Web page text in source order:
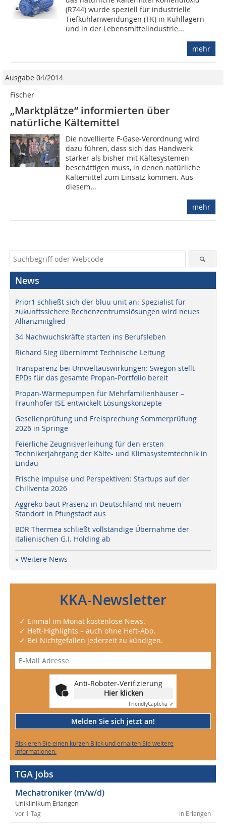
(R744) wurde speziell für industrielle
Tiefkühlanwendungen (TK) in Kühllagern
und in der Lebensmittelindustrie...
mehr
Ausgabe 04/2014
Fischer
„Marktplätze“ informierten über
natürliche Kältemittel
Die novellierte F-Gase-Verordnung wird
dazu führen, dass sich das Handwerk
stärker als bisher mit Kältesystemen
beschäftigen muss, in denen natürliche
Kältemittel zum Einsatz kommen. Aus
diesem...
mehr
News
Prior1 schließt sich der bluu unit an: Spezialist für
zukunftssichere Rechenzentrumslösungen wird neues
Allianzmitglied
34 Nachwuchskräfte starten ins Berufsleben
Richard Sieg übernimmt Technische Leitung
Transparenz bei Umweltauswirkungen: Swegon stellt
EPDs für das gesamte Propan-Portfolio bereit
Propan-Wärmepumpen für Mehrfamilienhäuser –
Fraunhofer ISE entwickelt Lösungskonzepte
Gesellenprüfung und Freisprechung Sommerprüfung
2026 in Springe
Feierliche Zeugnisverleihung für den ersten
Technikerjahrgang der Kälte- und Klimasystemtechnik in
Lindau
Frische Impulse und Perspektiven: Startups auf der
Chillventa 2026
Aggreko baut Präsenz in Deutschland mit neuem
Standort in Pfungstadt aus
BDR Thermea schließt vollständige Übernahme der
italienischen G.I. Holding ab
» Weitere News
KKA-Newsletter
✓ Einmal im Monat kostenlose News.
✓ Heft-Highlights – auch ohne Heft-Abo.
✓ Bei Nichtgefallen jederzeit zu kündigen.
Anti-Roboter-Verifizierung
Hier klicken
FriendlyCaptcha ⇗
Melden Sie sich jetzt an!
Riskieren Sie einen kurzen Blick und erhalten Sie weitere
Informationen.
TGA Jobs
Mechatroniker (m/w/d)
Uniklinikum Erlangen
in Erlangen
vor 1 Tag